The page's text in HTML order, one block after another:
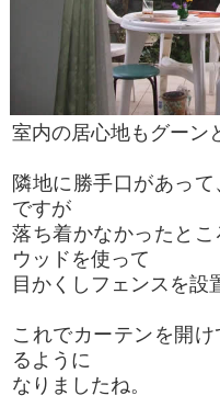
室内の居心地もグーン
隣地に勝手口があっ
ですが
落ち着かなかったと
ウッドを使って
目かくしフェンスを設
これでカーテンを開
るように
なりましたね。